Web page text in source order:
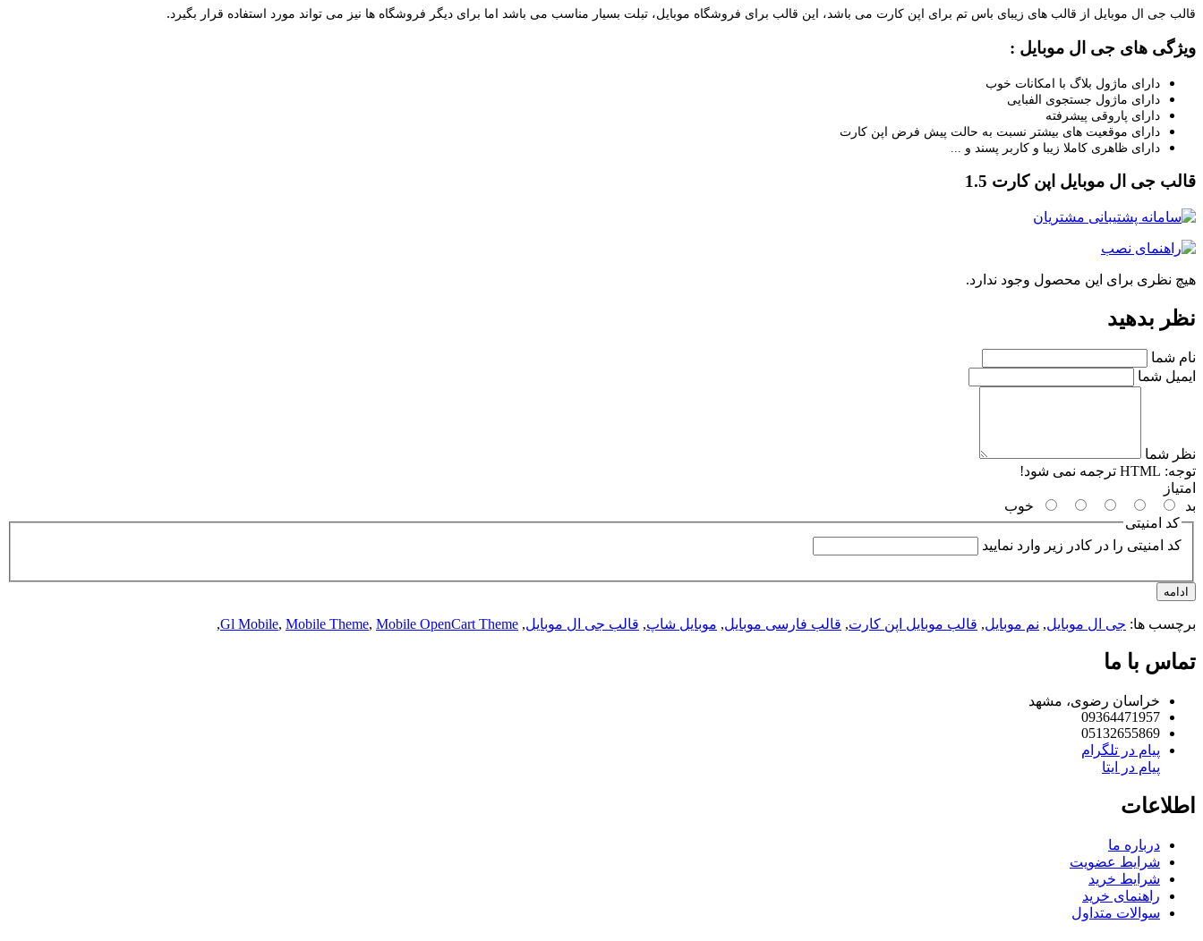
قالب جی ال موبایل از قالب های زیبای باس تم برای اپن کارت می باشد، این قالب برای فروشگاه موبایل، تبلت بسیار مناسب می باشد اما برای دیگر فروشگاه ها نیز می تواند مورد استفاده قرار بگیرد.
ویژگی های جی ال موبایل :
دارای ماژول بلاگ با امکانات خوب
دارای ماژول جستجوی الفبایی
دارای پاروقی پیشرفته
دارای موقعیت های بیشتر نسبت به حالت پیش فرض اپن کارت
دارای ظاهری کاملا زیبا و کاربر پسند و ...
قالب جی ال موبایل اپن کارت 1.5
هیچ نظری برای این محصول وجود ندارد.
نظر بدهید
نام شما
ایمیل شما
نظر شما
توجه:
امتیاز
بد
خوب
کد امنیتی
کد امنیتی را در کادر زیر وارد نمایید
ادامه
برچسب ها: جی ال موبایل, نم موبایل, قالب موبایل اپن کارت, قالب فارسی موبایل, موبایل شاپ, قالب جی ال موبایل,
Gl Mobile, Mobile Theme, Mobile OpenCart Theme
,
تماس با ما
خراسان رضوی، مشهد
09364471957
05132655869
پیام در تلگرام
پیام در ایتا
اطلاعات
درباره ما
شرایط عضویت
شرایط خرید
راهنمای خرید
سوالات متداول